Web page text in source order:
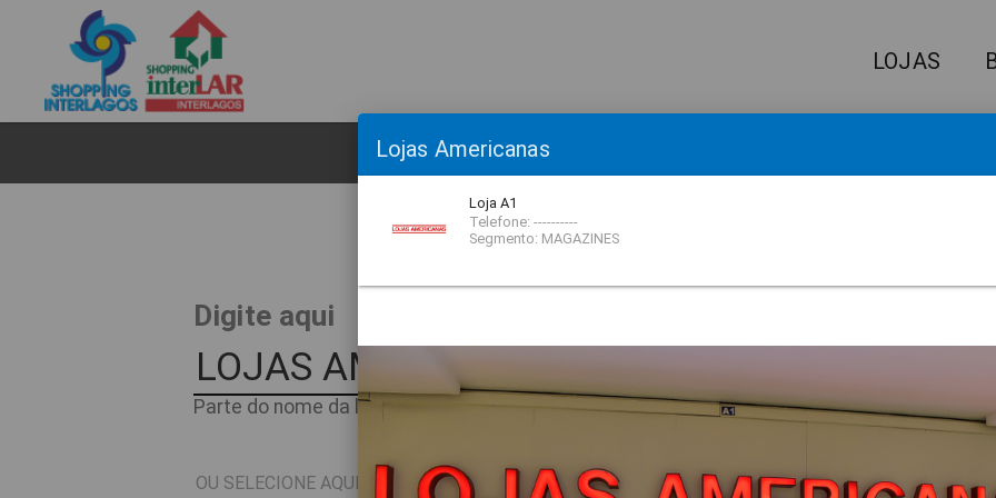
LOJAS
CLIQUE AQUI
Digite aqui
Parte do nome da loja ou nome do filme
OU SELECIONE AQUI O SEGMENTO DA LOJA
Lojas Americanas
Loja A1
Telefone: ----------
Segmento: MAGAZINES